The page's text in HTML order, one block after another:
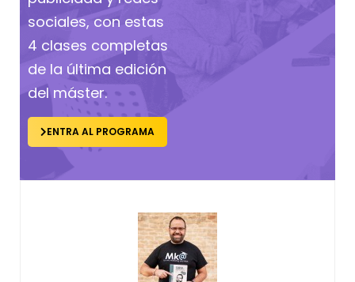
sociales, con estas
4 clases completas
de la última edición
del máster.
ENTRA AL PROGRAMA